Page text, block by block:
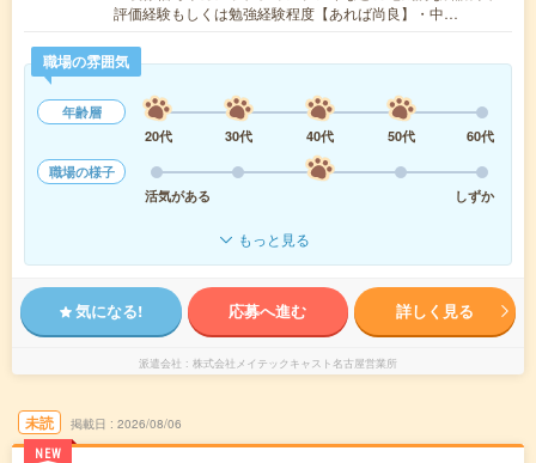
評価経験もしくは勉強経験程度【あれば尚良】・中…
職場の雰囲気
年齢層
20代
30代 40代 50代
60代
職場の様子
活気がある
しずか
もっと見る
気になる! 応募へ進む 詳しく見る
派遣会社 株式会社メイテックキャスト名古屋営業所
未読
NEW
掲載日 2026/08/06